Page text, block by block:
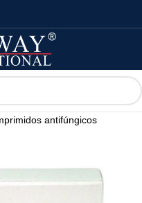
antifúngicos